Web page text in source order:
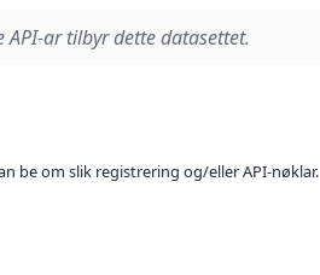
API-ar tilbyr dette datasettet.
be om slik registrering og/eller API-nøklar.